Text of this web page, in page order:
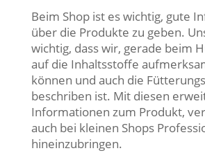
Beim Shop ist es wichtig, gute
über die Produkte zu geben.
wichtig, dass wir, gerade beim
auf die Inhaltsstoffe
können und auch die
beschriben ist. Mit diesen
Informationen zum Produkt,
auch bei kleinen Shops
hineinzubringen.